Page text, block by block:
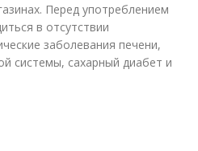
Перед употреблением
в отсутствии
заболевания печени,
системы, сахарный диабет и